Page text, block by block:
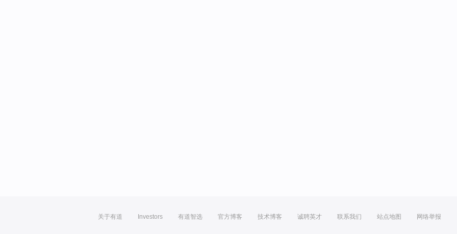
关于有道 Investors 有道智选 官方博客 技术博客 诚聘英才 联系我们 站点地图 网络举报